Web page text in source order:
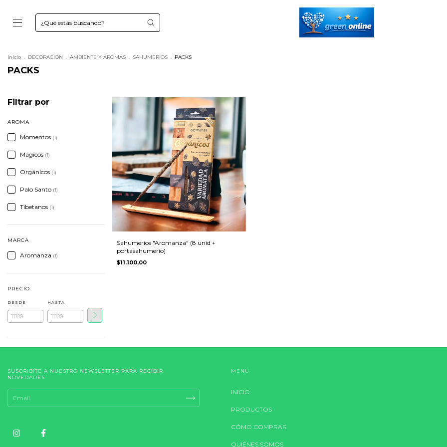
Inicio . DECORACIÓN . AMBIENTE Y AROMAS . SAHUMERIOS . PACKS
PACKS
Filtrar por
AROMA
Momentos (1)
Mágicos (1)
Orgánicos (1)
Palo Santo (1)
Tibetanos (1)
MARCA
Aromanza (1)
PRECIO
DESDE HASTA
Sahumerios "Aromanza" (8 unid +
portasahumerio)
$11.100,00
SUSCRIBITE A NUESTRO NEWSLETTER PARA RECIBIR
NOVEDADES
MENÚ
INICIO
PRODUCTOS
CÓMO COMPRAR
QUIÉNES SOMOS